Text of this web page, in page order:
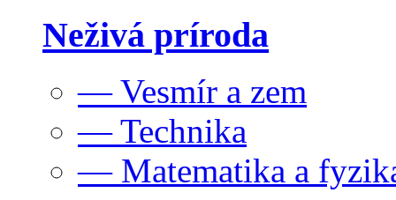
Neživá príroda
— Vesmír a zem
— Technika
— Matematika a